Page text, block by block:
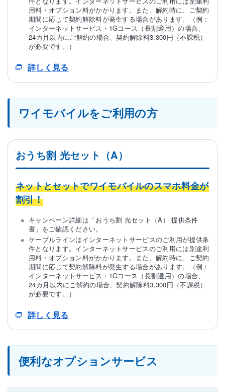
用料・オプション料がかかります。また、解約時に、ご契約
期間に応じて契約解除料が発生する場合があります。（例：
インターネットサービス・1Gコース（長割適用）の場合、
24カ月以内にご解約の場合、契約解除料3,300円（不課税）
が必要です。）
詳しく見る
ワイモバイルをご利用の方
おうち割 光セット（A）
ネットとセットでワイモバイルのスマホ料金が
割引！
キャンペーン詳細は「おうち割 光セット（A） 提供条件
書」をご確認ください。
ケーブルラインはインターネットサービスのご利用が提供条
件となります。インターネットサービスのご利用には別途利
用料・オプション料がかかります。また、解約時に、ご契約
期間に応じて契約解除料が発生する場合があります。（例：
インターネットサービス・1Gコース（長割適用）の場合、
24カ月以内にご解約の場合、契約解除料3,300円（不課税）
が必要です。）
詳しく見る
便利なオプションサービス